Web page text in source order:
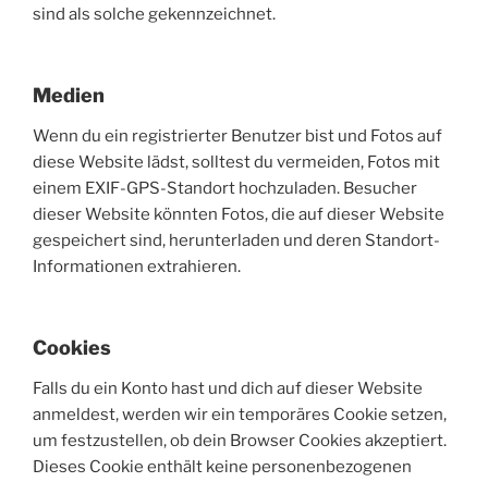
sind als solche gekennzeichnet.
Medien
Wenn du ein registrierter Benutzer bist und Fotos auf
diese Website lädst, solltest du vermeiden, Fotos mit
einem EXIF-GPS-Standort hochzuladen. Besucher
dieser Website könnten Fotos, die auf dieser Website
gespeichert sind, herunterladen und deren Standort-
Informationen extrahieren.
Cookies
Falls du ein Konto hast und dich auf dieser Website
anmeldest, werden wir ein temporäres Cookie setzen,
um festzustellen, ob dein Browser Cookies akzeptiert.
Dieses Cookie enthält keine personenbezogenen